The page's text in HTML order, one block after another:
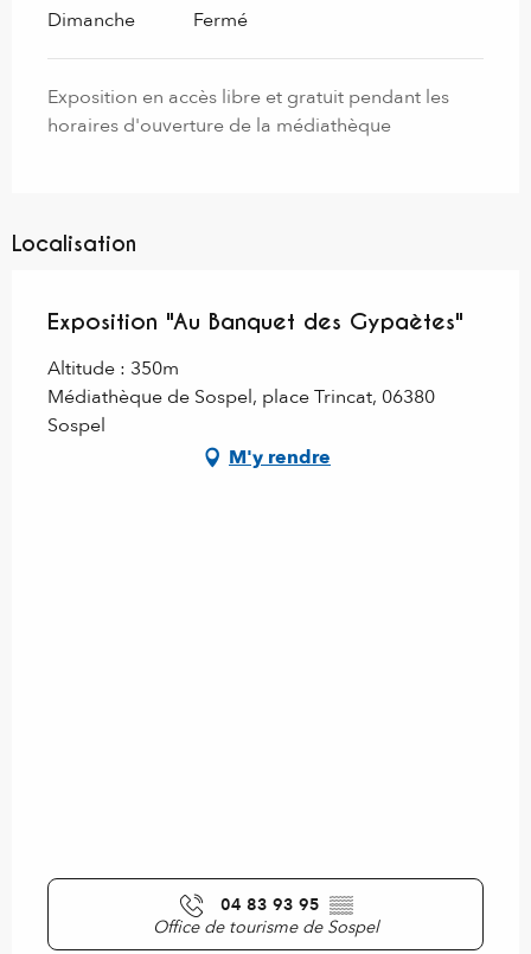
Dimanche Fermé
Exposition en accès libre et gratuit pendant les
horaires d'ouverture de la médiathèque
Localisation
Exposition "Au Banquet des Gypaètes"
Altitude : 350m
Médiathèque de Sospel, place Trincat, 06380
Sospel
M'y rendre
04 83 93 95 ▒▒
Office de tourisme de Sospel